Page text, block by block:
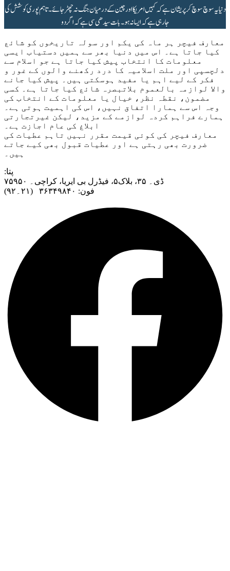
دنیا یہ سوچ سوچ کر پریشان ہے کہ کہیں امریکا اور چین کے درمیان جنگ نہ چھڑ جائے۔ تاہم پوری کوشش کی
جارہی ہے کہ ایسا نہ ہو۔ بات سیدھی سی ہے کہ اگر دو
معارف فیچر ہر ماہ کی یکم اور سولہ تاریخوں کو شائع
کیا جاتا ہے۔ اس میں دنیا بھر سے ہمیں دستیاب ایسی
معلومات کا انتخاب پیش کیا جاتا ہے جو اسلام سے
دلچسپی اور ملت اسلامیہ کا درد رکھنے والوں کے غور و
فکر کے لیے اہم یا مفید ہوسکتی ہیں۔ پیش کیا جانے
والا لوازمہ بالعموم بلاتبصرہ شائع کیا جاتا ہے۔ کسی
مضمون، نقطہ نظر، خیال یا معلومات کے انتخاب کی
وجہ اس سے ہمارا اتفاق نہیں، اس کی اہمیت ہوتی ہے۔
ہمارے فراہم کردہ لوازمے کے مزید، لیکن غیرتجارتی
ابلاغ کی عام اجازت ہے۔
معارف فیچر کی کوئی قیمت مقرر نہیں تاہم عطیات کی
ضرورت بھی رہتی ہے اور عطیات قبول بھی کیے جاتے
ہیں۔
:پتا
ڈی۔ ۳۵، بلاک۵، فیڈرل بی ایریا، کراچی۔ ۷۵۹۵۰
فون: ۳۶۳۴۹۸۴۰ (۲۱۔۹۲)